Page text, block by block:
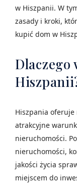
w Hiszpanii. W
zasady i kroki,
kupić dom w
Hiszpania
atrakcyjne
nieruchomości.
nieruchomości,
jakości życia
miejscem do